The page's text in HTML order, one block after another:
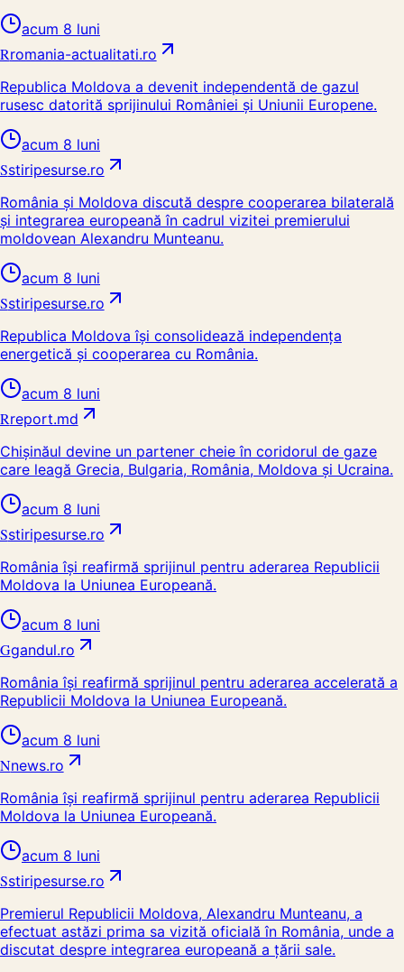
acum 8 luni
Rromania-actualitati.ro
Republica Moldova a devenit independentă de gazul
rusesc datorită sprijinului României și Uniunii Europene.
acum 8 luni
Sstiripesurse.ro
România și Moldova discută despre cooperarea bilaterală
și integrarea europeană în cadrul vizitei premierului
moldovean Alexandru Munteanu.
acum 8 luni
Sstiripesurse.ro
Republica Moldova își consolidează independența
energetică și cooperarea cu România.
acum 8 luni
Rreport.md
Chișinăul devine un partener cheie în coridorul de gaze
care leagă Grecia, Bulgaria, România, Moldova și Ucraina.
acum 8 luni
Sstiripesurse.ro
România își reafirmă sprijinul pentru aderarea Republicii
Moldova la Uniunea Europeană.
acum 8 luni
Ggandul.ro
România își reafirmă sprijinul pentru aderarea accelerată a
Republicii Moldova la Uniunea Europeană.
acum 8 luni
Nnews.ro
România își reafirmă sprijinul pentru aderarea Republicii
Moldova la Uniunea Europeană.
acum 8 luni
Sstiripesurse.ro
Premierul Republicii Moldova, Alexandru Munteanu, a
efectuat astăzi prima sa vizită oficială în România, unde a
discutat despre integrarea europeană a țării sale.